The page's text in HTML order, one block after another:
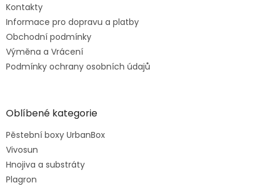
Kontakty
Informace pro dopravu a platby
Obchodní podmínky
Výměna a Vrácení
Podmínky ochrany osobních údajů
Oblíbené kategorie
Pěstební boxy UrbanBox
Vivosun
Hnojiva a substráty
Plagron